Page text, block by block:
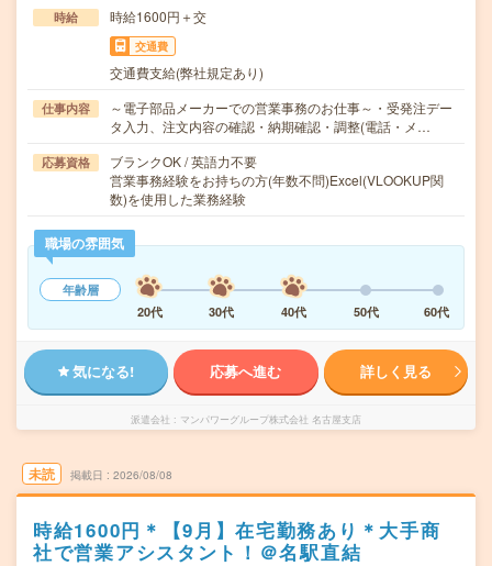
時給 時給1600円＋交
交通費
交通費支給(弊社規定あり)
仕事内容
～電子部品メーカーでの営業事務のお仕事～・受発注デー
タ入力、注文内容の確認・納期確認・調整(電話・メ…
応募資格
ブランクOK / 英語力不要
営業事務経験をお持ちの方(年数不問)Excel(VLOOKUP関
数)を使用した業務経験
職場の雰囲気
年齢層
20代
30代 40代 50代 60代
気になる! 応募へ進む 詳しく見る
派遣会社 マンパワーグループ株式会社 名古屋支店
未読 掲載日 2026/08/08
時給1600円＊【9月】在宅勤務あり＊大手商
社で営業アシスタント！＠名駅直結